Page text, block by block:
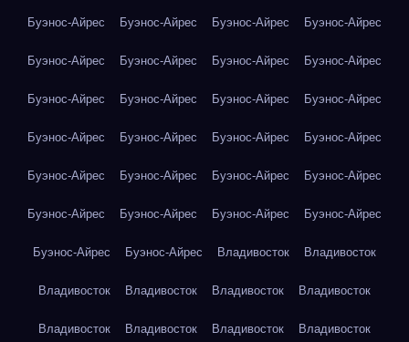
Буэнос-Айрес Буэнос-Айрес Буэнос-Айрес Буэнос-Айрес
Буэнос-Айрес Буэнос-Айрес Буэнос-Айрес Буэнос-Айрес
Буэнос-Айрес Буэнос-Айрес Буэнос-Айрес Буэнос-Айрес
Буэнос-Айрес Буэнос-Айрес Буэнос-Айрес Буэнос-Айрес
Буэнос-Айрес Буэнос-Айрес Буэнос-Айрес Буэнос-Айрес
Буэнос-Айрес Буэнос-Айрес Буэнос-Айрес Буэнос-Айрес
Буэнос-Айрес Буэнос-Айрес Владивосток Владивосток
Владивосток Владивосток Владивосток Владивосток
Владивосток Владивосток Владивосток Владивосток